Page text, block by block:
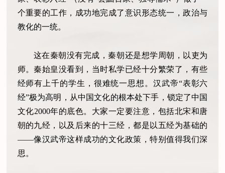
个重要的工作，成功地完成了意识形态统一，政治与
教化的一统。
这在秦朝没有完成，秦朝还是想学周朝，以吏为
师。秦始皇没看到，当时私学已经十分繁荣了，有些
经师有上千的学生，很难统一思想。汉武帝“表彰六
经”极为高明，从中国文化的根本处下手，锁定了中国
文化2000年的底色。大家一定要注意，包括北宋和唐
朝的九经，以及后来的十三经，都是以五经为基础的
——像汉武帝这样成功的文化政策，特别值得我们深
思。